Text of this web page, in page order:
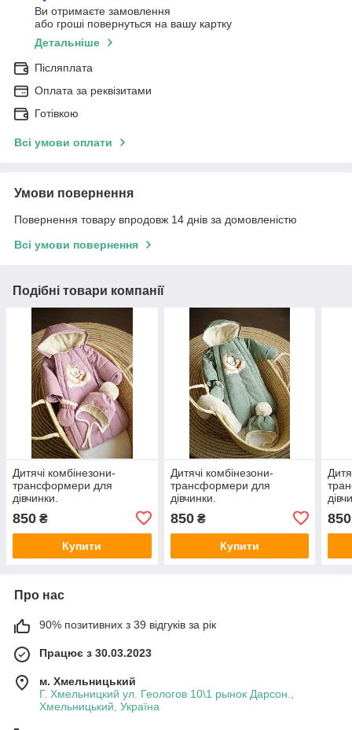
Ви отримаєте замовлення
або гроші повернуться на вашу картку
Детальніше
Післяплата
Оплата за реквізитами
Готівкою
Всі умови оплати
Умови повернення
Повернення товару впродовж 14 днів за домовленістю
Всі умови повернення
Подібні товари компанії
Дитячі комбінезони-
трансформери для
дівчинки.
850 ₴
Купити
Дитячі комбінезони-
трансформери для
дівчинки.
850₴
Купити
850
Про нас
90% позитивних з 39 відгуків за рік
Працює з 30.03.2023
м. Хмельницький
Г. Хмельницкий ул. Геологов 10\1 рынок Дарсон.,
Хмельницький, Україна